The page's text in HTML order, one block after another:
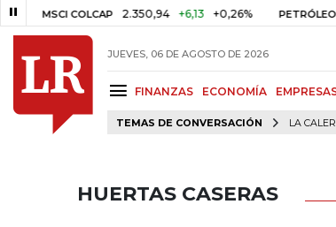
MSCI COLCAP 2.350,94 +6,13 +0,26% PETRÓLEO WTI
JUEVES, 06 DE AGOSTO DE 2026
FINANZAS ECONOMÍA
TEMAS DE CONVERSACIÓN LA
HUERTAS CASERAS